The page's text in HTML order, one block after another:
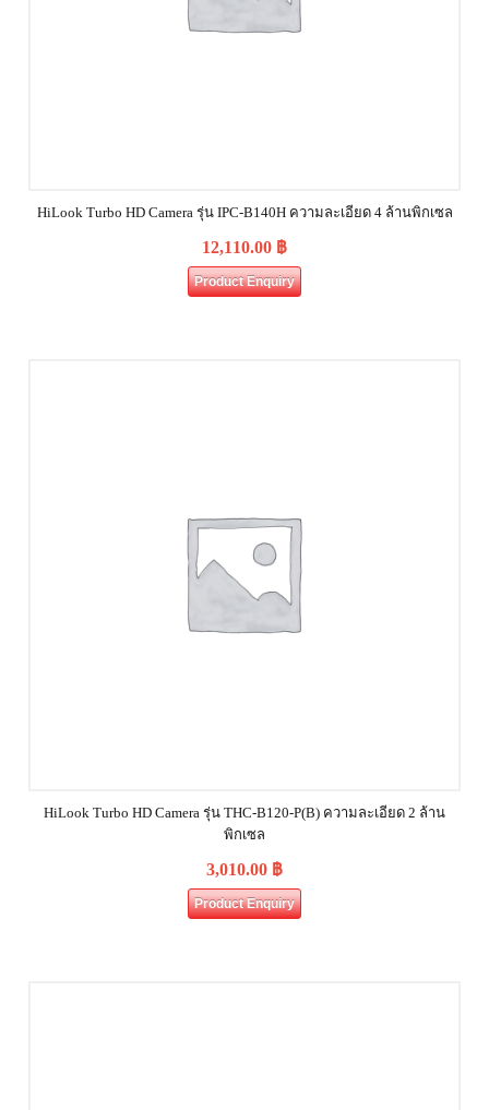
HiLook Turbo HD Camera รุ่น IPC-B140H ความละเอียด 4 ล้านพิกเซล
12,110.00 ฿
Product Enquiry
HiLook Turbo HD Camera รุ่น THC-B120-P(B) ความละเอียด 2 ล้าน
พิกเซล
3,010.00 ฿
Product Enquiry